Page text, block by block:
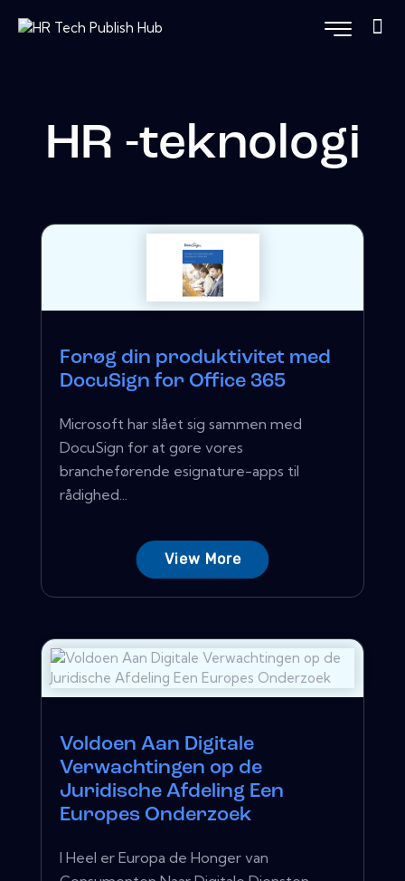
HR -teknologi
Forøg din produktivitet med
DocuSign for Office 365
Microsoft har slået sig sammen med
DocuSign for at gøre vores
brancheførende esignature-apps til
rådighed...
View More
Voldoen Aan Digitale
Verwachtingen op de
Juridische Afdeling Een
Europes Onderzoek
I Heel er Europa de Honger van